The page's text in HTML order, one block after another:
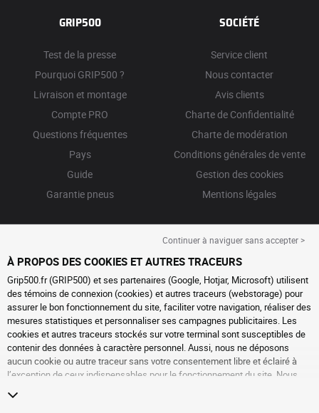
GRIP500
Test de la presse
Pourquoi GRIP500 ?
Livraison et montage
Compte PRO
Questions fréquentes
Pays
Guide
Garantie pneus
SOCIÉTÉ
Service client
Nous contacter
Avis clients
Charte de Confidentialité
Charte de modération
Conditions générales de vente
Gestion des cookies
Mentions légales
Continuer à naviguer sans accepter >
À PROPOS DES COOKIES ET AUTRES TRACEURS
Grip500.fr (GRIP500) et ses partenaires (Google, Hotjar, Microsoft) utilisent
des témoins de connexion (cookies) et autres traceurs (webstorage) pour
assurer le bon fonctionnement du site, faciliter votre navigation, réaliser des
mesures statistiques et personnaliser ses campagnes publicitaires. Les
cookies et autres traceurs stockés sur votre terminal sont susceptibles de
contenir des données à caractère personnel. Aussi, nous ne déposons
aucun cookie ou autre traceur sans votre consentement libre et éclairé à
l’exception de ceux indispensables pour le fonctionnement du site. Nous
consentement à tout moment en vous rendant sur la